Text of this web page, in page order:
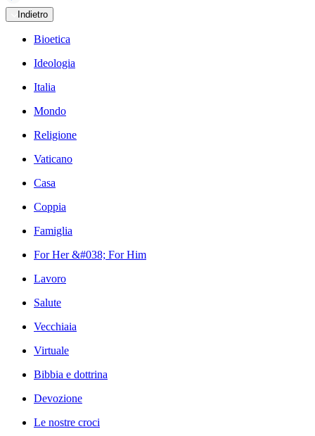
Indietro
Bioetica
Ideologia
Italia
Mondo
Religione
Vaticano
Casa
Coppia
Famiglia
For Her &#038; For Him
Lavoro
Salute
Vecchiaia
Virtuale
Bibbia e dottrina
Devozione
Le nostre croci